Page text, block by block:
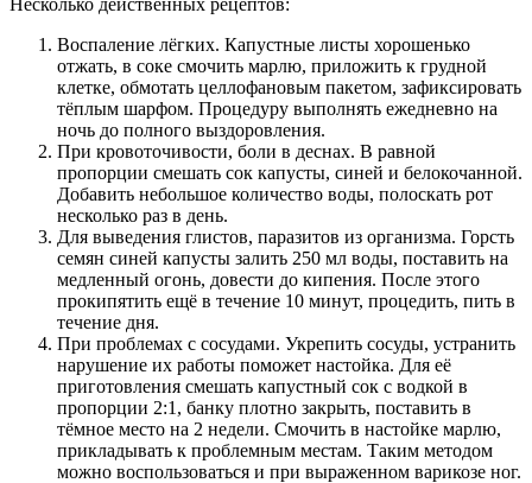
Воспаление лёгких. Капустные листы хорошенько
отжать, в соке смочить марлю, приложить к грудной
клетке, обмотать целлофановым пакетом, зафиксировать
тёплым шарфом. Процедуру выполнять ежедневно на
ночь до полного выздоровления.
При кровоточивости, боли в деснах. В равной
пропорции смешать сок капусты, синей и белокочанной.
Добавить небольшое количество воды, полоскать рот
несколько раз в день.
Для выведения глистов, паразитов из организма. Горсть
семян синей капусты залить 250 мл воды, поставить на
медленный огонь, довести до кипения. После этого
прокипятить ещё в течение 10 минут, процедить, пить в
течение дня.
При проблемах с сосудами. Укрепить сосуды, устранить
нарушение их работы поможет настойка. Для её
приготовления смешать капустный сок с водкой в
пропорции 2:1, банку плотно закрыть, поставить в
тёмное место на 2 недели. Смочить в настойке марлю,
прикладывать к проблемным местам. Таким методом
можно воспользоваться и при выраженном варикозе ног.